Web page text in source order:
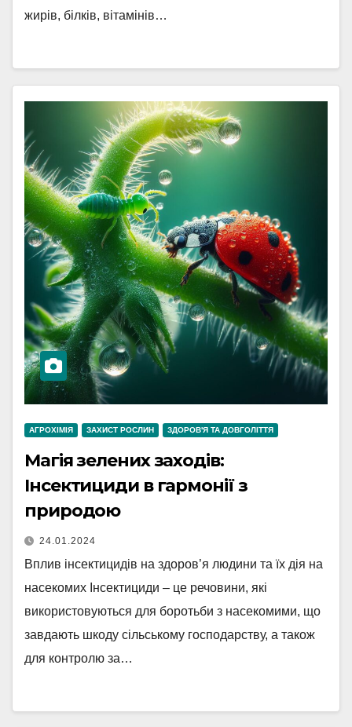
жирів, білків, вітамінів…
АГРОХІМІЯ ЗАХИСТ РОСЛИН ЗДОРОВ'Я ТА ДОВГОЛІТТЯ
Магія зелених заходів:
Інсектициди в гармонії з
природою
24.01.2024
Вплив інсектицидів на здоров’я людини та їх дія на
насекомих Інсектициди – це речовини, які
використовуються для боротьби з насекомими, що
завдають шкоду сільському господарству, а також
для контролю за…